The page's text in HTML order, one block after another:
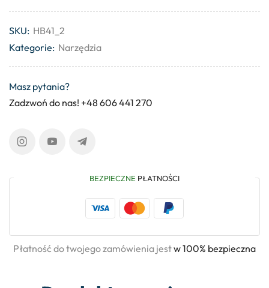
SKU: HB41_2
Kategorie: Narzędzia
Masz pytania?
Zadzwoń do nas! +48 606 441 270
BEZPIECZNE PŁATNOŚCI
Płatność do twojego zamówienia jestw 100% bezpieczna